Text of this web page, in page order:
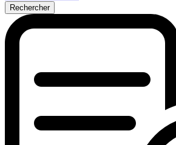
Rechercher